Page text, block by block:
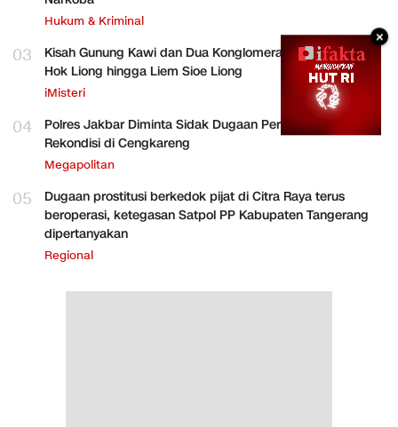
Hukum & Kriminal
03
Kisah Gunung Kawi dan Dua Konglomerat Indonesia Ong
Hok Liong hingga Liem Sioe Liong
iMisteri
04
Polres Jakbar Diminta Sidak Dugaan Perakitan HP
Rekondisi di Cengkareng
Megapolitan
05
Dugaan prostitusi berkedok pijat di Citra Raya terus
beroperasi, ketegasan Satpol PP Kabupaten Tangerang
dipertanyakan
Regional
×